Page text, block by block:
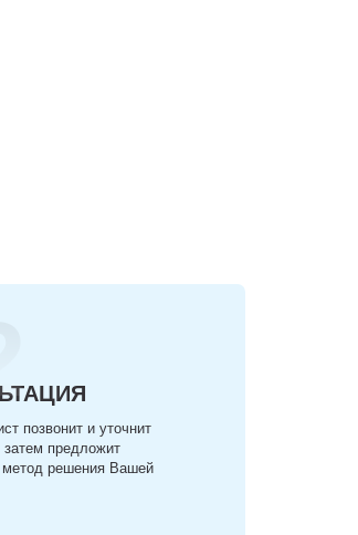
позвонит и уточнит
предложит
решения Вашей